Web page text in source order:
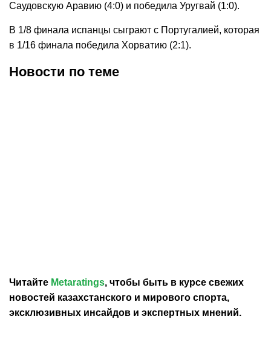
Саудовскую Аравию (4:0) и победила Уругвай (1:0).
В 1/8 финала испанцы сыграют с Португалией, которая
в 1/16 финала победила Хорватию (2:1).
Новости по теме
Читайте Metaratings, чтобы быть в курсе свежих
новостей казахстанского и мирового спорта,
эксклюзивных инсайдов и экспертных мнений.